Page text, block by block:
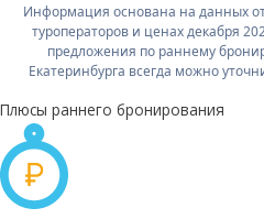
Информация основана на данных
туроператоров и ценах декабря
предложения по раннему
Екатеринбурга всегда можно
Плюсы раннего бронирования